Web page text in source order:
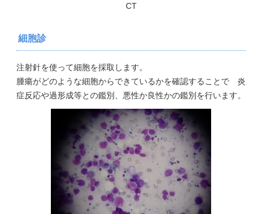
CT
細胞診
注射針を使って細胞を採取します。
腫瘍がどのような細胞からできているかを確認することで 炎
症反応や過形成等との鑑別、悪性か良性かの鑑別を行います。